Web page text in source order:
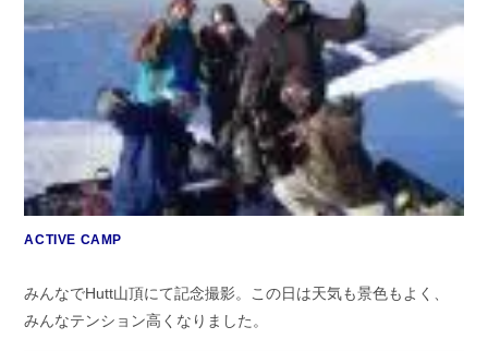
ACTIVE CAMP
みんなでHutt山頂にて記念撮影。この日は天気も景色もよく、
みんなテンション高くなりました。